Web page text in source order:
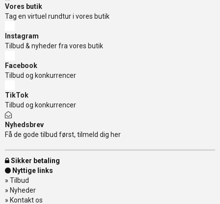
Vores butik
Tag en virtuel rundtur i vores butik
Instagram
Tilbud & nyheder fra vores butik
Facebook
Tilbud og konkurrencer
TikTok
Tilbud og konkurrencer
Nyhedsbrev
Få de gode tilbud først, tilmeld dig her
Sikker betaling
Nyttige links
» Tilbud
» Nyheder
» Kontakt os